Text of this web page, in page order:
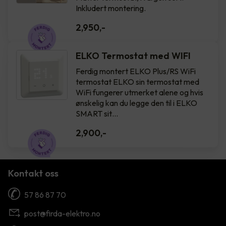
Inkludert montering.
2,950,-
ELKO Termostat med WIFI
Ferdig montert ELKO Plus/RS WiFi
termostat ELKO sin termostat med
WiFi fungerer utmerket alene og hvis
ønskelig kan du legge den til i ELKO
SMART sit…
2,900,-
Kontakt oss
57 86 87 70
post@firda-elektro.no